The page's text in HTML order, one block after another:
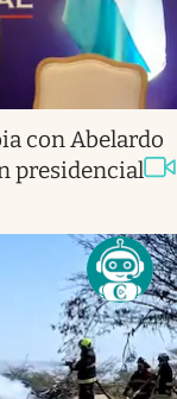
con Abelardo
presidencial